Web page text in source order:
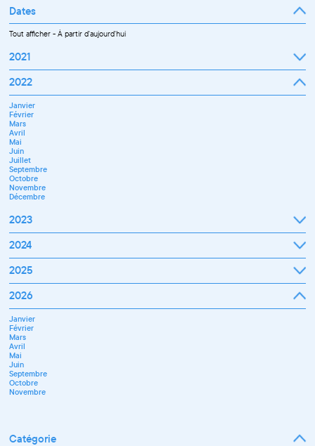
Dates
Tout afficher-À partir d'aujourd'hui
2021
Septembre
Novembre
Décembre
2022
Janvier
Février
Mars
Avril
Mai
Juin
Juillet
Septembre
Octobre
Novembre
Décembre
2023
Janvier
Mars
Avril
Septembre
Octobre
Novembre
Décembre
2024
Janvier
Mars
Avril
Juin
Juillet
Septembre
Novembre
Décembre
2025
Janvier
Mars
Avril
Mai
Juin
Juillet
Septembre
Octobre
Novembre
Décembre
2026
Janvier
Février
Mars
Avril
Mai
Juin
Septembre
Octobre
Novembre
Catégorie